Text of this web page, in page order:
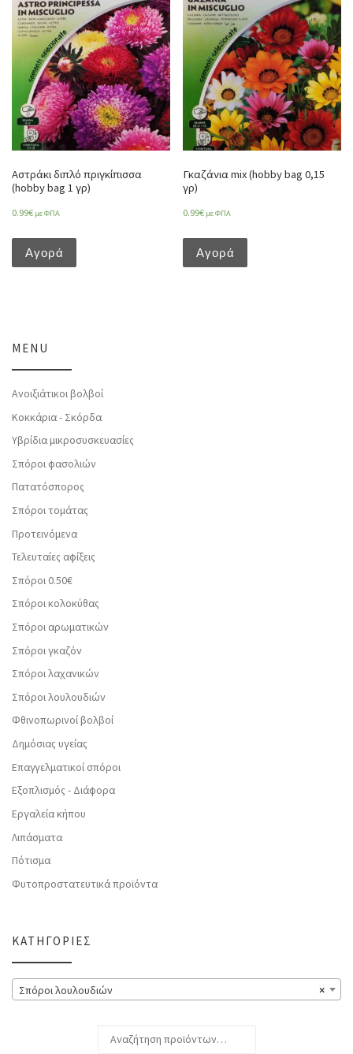
Αστράκι διπλό πριγκίπισσα
(hobby bag 1 γρ)
0.99€ με ΦΠΑ
Αγορά
Γκαζάνια mix (hobby bag 0,15
γρ)
0.99€ με ΦΠΑ
Αγορά
MENU
Ανοιξιάτικοι βολβοί
Κοκκάρια - Σκόρδα
Υβρίδια μικροσυσκευασίες
Σπόροι φασολιών
Πατατόσπορος
Σπόροι τομάτας
Προτεινόμενα
Τελευταίες αφίξεις
Σπόροι 0.50€
Σπόροι κολοκύθας
Σπόροι αρωματικών
Σπόροι γκαζόν
Σπόροι λαχανικών
Σπόροι λουλουδιών
Φθινοπωρινοί βολβοί
Δημόσιας υγείας
Επαγγελματικοί σπόροι
Εξοπλισμός - Διάφορα
Εργαλεία κήπου
Λιπάσματα
Πότισμα
Φυτοπροστατευτικά προϊόντα
ΚΑΤΗΓΟΡΊΕΣ
×
Σπόροι λουλουδιών